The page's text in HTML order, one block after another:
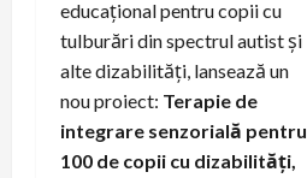
educațional pentru copii cu
tulburări din spectrul autist și
alte dizabilități, lansează un
nou proiect: Terapie de
integrare senzorială pentru
100 de copii cu dizabilități,